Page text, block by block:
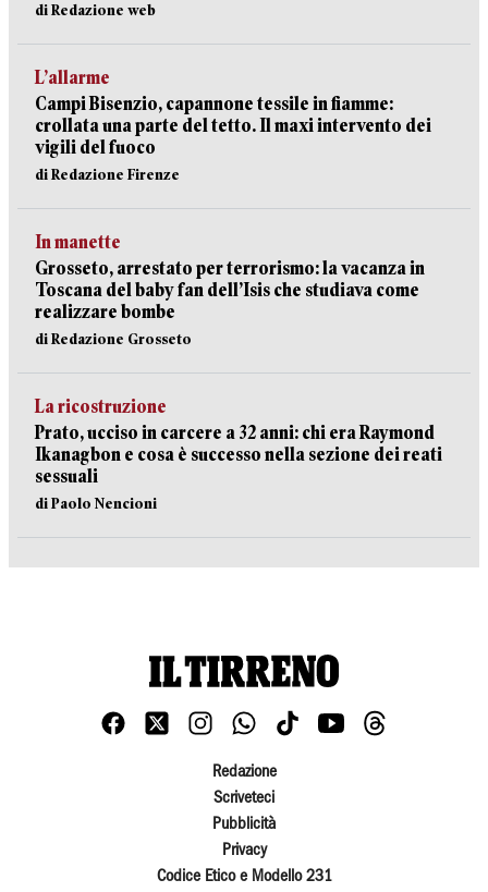
di Redazione web
L’allarme
Campi Bisenzio, capannone tessile in fiamme:
crollata una parte del tetto. Il maxi intervento dei
vigili del fuoco
di Redazione Firenze
In manette
Grosseto, arrestato per terrorismo: la vacanza in
Toscana del baby fan dell’Isis che studiava come
realizzare bombe
di Redazione Grosseto
La ricostruzione
Prato, ucciso in carcere a 32 anni: chi era Raymond
Ikanagbon e cosa è successo nella sezione dei reati
sessuali
di Paolo Nencioni
Redazione
Scriveteci
Pubblicità
Privacy
Codice Etico e Modello 231